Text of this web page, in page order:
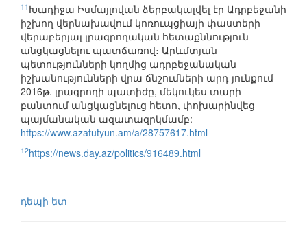
11 Խադիջա Իսմայլովան ձերբակալվել էր Ադրբեջանի
իշխող վերնախավում կոռուպցիայի փաստերի
վերաբերյալ լրագրողական հետաքննություն
անցկացնելու պատճառով։ Արևմտյան
պետությունների կողմից ադրբեջանական
իշխանությունների վրա ճնշումների արդ-յունքում
2016թ. լրագրողի պատիժը, մեկուկես տարի
բանտում անցկացնելուց հետո, փոխարինվեց
պայմանական ազատազրկմամբ:
https://www.azatutyun.am/a/28757617.html
12https://news.day.az/politics/916489.html
դեպի ետ